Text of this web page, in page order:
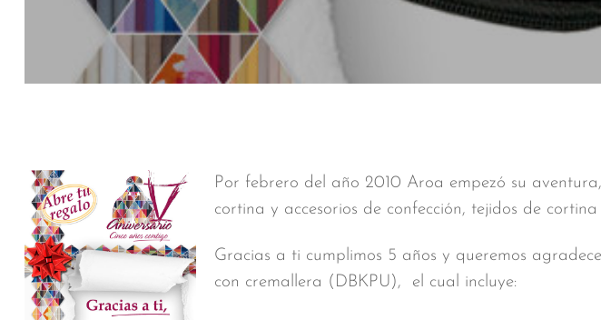
Por febrero del año 2010 Aroa empezó su
cortina y accesorios de confección, tejidos de
Gracias a ti cumplimos 5 años y queremos
con cremallera (DBKPU), el cual incluye: